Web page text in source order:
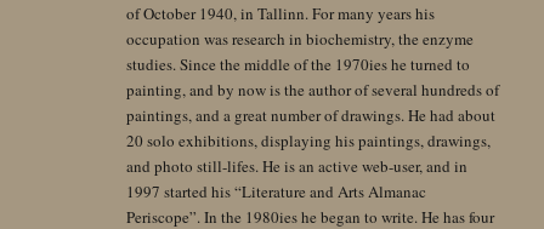
of October 1940, in Tallinn. For many years his
occupation was research in biochemistry, the enzyme
studies. Since the middle of the 1970ies he turned to
painting, and by now is the author of several hundreds of
paintings, and a great number of drawings. He had about
20 solo exhibitions, displaying his paintings, drawings,
and photo still-lifes. He is an active web-user, and in
1997 started his “Literature and Arts Almanac
Periscope”. In the 1980ies he began to write. He has four